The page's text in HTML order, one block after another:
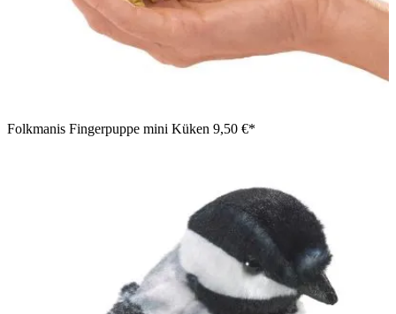
Folkmanis Fingerpuppe mini Küken 9,50 €*